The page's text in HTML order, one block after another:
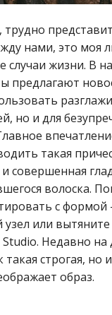
трудно
нами, это моя
случаи жизни. В
предлагают
но и для
такая
совершенная
волоска.
с формой
или вытяните
Недавно на
такая строгая, но
образ.